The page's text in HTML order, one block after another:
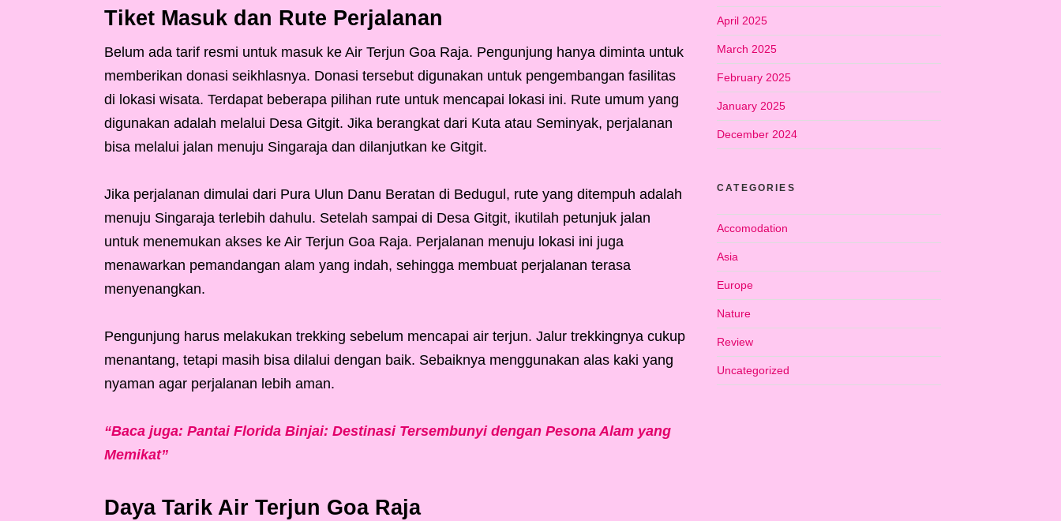
Tiket Masuk dan Rute Perjalanan
Belum ada tarif resmi untuk masuk ke Air Terjun Goa Raja. Pengunjung hanya diminta untuk
memberikan donasi seikhlasnya. Donasi tersebut digunakan untuk pengembangan fasilitas
di lokasi wisata. Terdapat beberapa pilihan rute untuk mencapai lokasi ini. Rute umum yang
digunakan adalah melalui Desa Gitgit. Jika berangkat dari Kuta atau Seminyak, perjalanan
bisa melalui jalan menuju Singaraja dan dilanjutkan ke Gitgit.
Jika perjalanan dimulai dari Pura Ulun Danu Beratan di Bedugul, rute yang ditempuh adalah
menuju Singaraja terlebih dahulu. Setelah sampai di Desa Gitgit, ikutilah petunjuk jalan
untuk menemukan akses ke Air Terjun Goa Raja. Perjalanan menuju lokasi ini juga
menawarkan pemandangan alam yang indah, sehingga membuat perjalanan terasa
menyenangkan.
Pengunjung harus melakukan trekking sebelum mencapai air terjun. Jalur trekkingnya cukup
menantang, tetapi masih bisa dilalui dengan baik. Sebaiknya menggunakan alas kaki yang
nyaman agar perjalanan lebih aman.
“Baca juga: Pantai Florida Binjai: Destinasi Tersembunyi dengan Pesona Alam yang
Memikat”
Daya Tarik Air Terjun Goa Raja
April 2025
March 2025
February 2025
January 2025
December 2024
CATEGORIES
Accomodation
Asia
Europe
Nature
Review
Uncategorized